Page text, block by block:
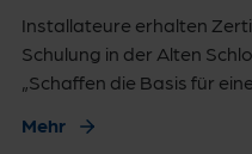
Installateure erhalten
Schulung in der Alten
„Schaffen die Basis für
Mehr